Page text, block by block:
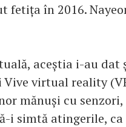
fetița în 2016.
aceștia i-au dat
virtual reality
mănuși cu
i simtă atingerile,